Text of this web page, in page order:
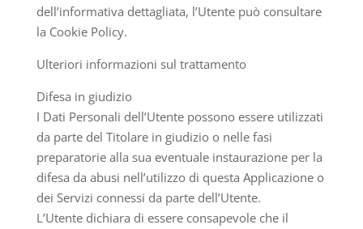
dell’informativa dettagliata, l’Utente può consultare
la Cookie Policy.
Ulteriori informazioni sul trattamento
Difesa in giudizio
I Dati Personali dell’Utente possono essere utilizzati
da parte del Titolare in giudizio o nelle fasi
preparatorie alla sua eventuale instaurazione per la
difesa da abusi nell’utilizzo di questa Applicazione o
dei Servizi connessi da parte dell’Utente.
L’Utente dichiara di essere consapevole che il